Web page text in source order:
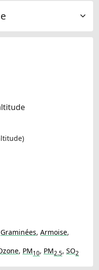
Graminées, Armoise,
, PM10, PM2.5, SO2